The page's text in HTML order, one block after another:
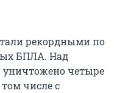
рекордными по
БПЛА. Над
уничтожено четыре
числе с